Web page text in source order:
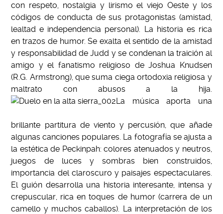
con respeto, nostalgia y lirismo el viejo Oeste y los
códigos de conducta de sus protagonistas (amistad,
lealtad e independencia personal). La historia es rica
en trazos de humor. Se exalta el sentido de la amistad
y responsabilidad de Judd y se condenan la traición al
amigo y el fanatismo religioso de Joshua Knudsen
(R.G. Armstrong), que suma ciega ortodoxia religiosa y
maltrato con abusos a la hija.
La música aporta una
brillante partitura de viento y percusión, que añade
algunas canciones populares. La fotografía se ajusta a
la estética de Peckinpah: colores atenuados y neutros,
juegos de luces y sombras bien construidos,
importancia del claroscuro y paisajes espectaculares.
El guión desarrolla una historia interesante, intensa y
crepuscular, rica en toques de humor (carrera de un
camello y muchos caballos). La interpretación de los